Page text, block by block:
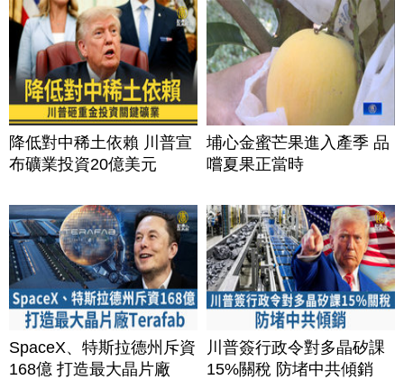
降低對中稀土依賴 川普宣
布礦業投資20億美元
埔心金蜜芒果進入產季 品
嚐夏果正當時
SpaceX、特斯拉德州斥資
168億 打造最大晶片廠
川普簽行政令對多晶矽課
15%關稅 防堵中共傾銷